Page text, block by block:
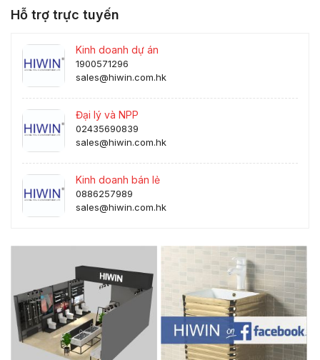
Hỗ trợ trực tuyến
Kinh doanh dự án
1900571296
sales@hiwin.com.hk
Đại lý và NPP
02435690839
sales@hiwin.com.hk
Kinh doanh bán lẻ
0886257989
sales@hiwin.com.hk